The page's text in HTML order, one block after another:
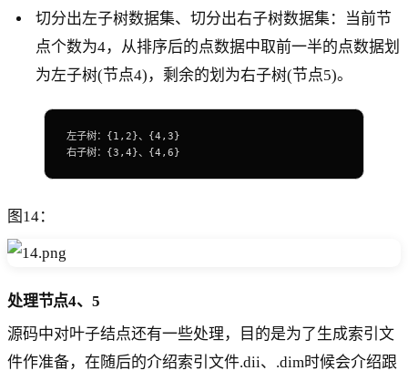
切分出左子树数据集、切分出右子树数据集：当前节
点个数为4，从排序后的点数据中取前一半的点数据划
为左子树(节点4)，剩余的划为右子树(节点5)。
左子树：{1,2}、{4,3}
右子树：{3,4}、{4,6}
图14：
处理节点4、5
源码中对叶子结点还有一些处理，目的是为了生成索引文
件作准备，在随后的介绍索引文件.dii、.dim时候会介绍跟